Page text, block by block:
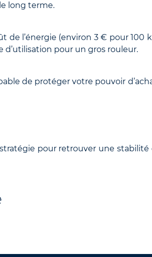
long terme.
l’énergie (environ 3 € pour 100
pour un gros rouleur.
de protéger votre pouvoir
pour retrouver une stabilité